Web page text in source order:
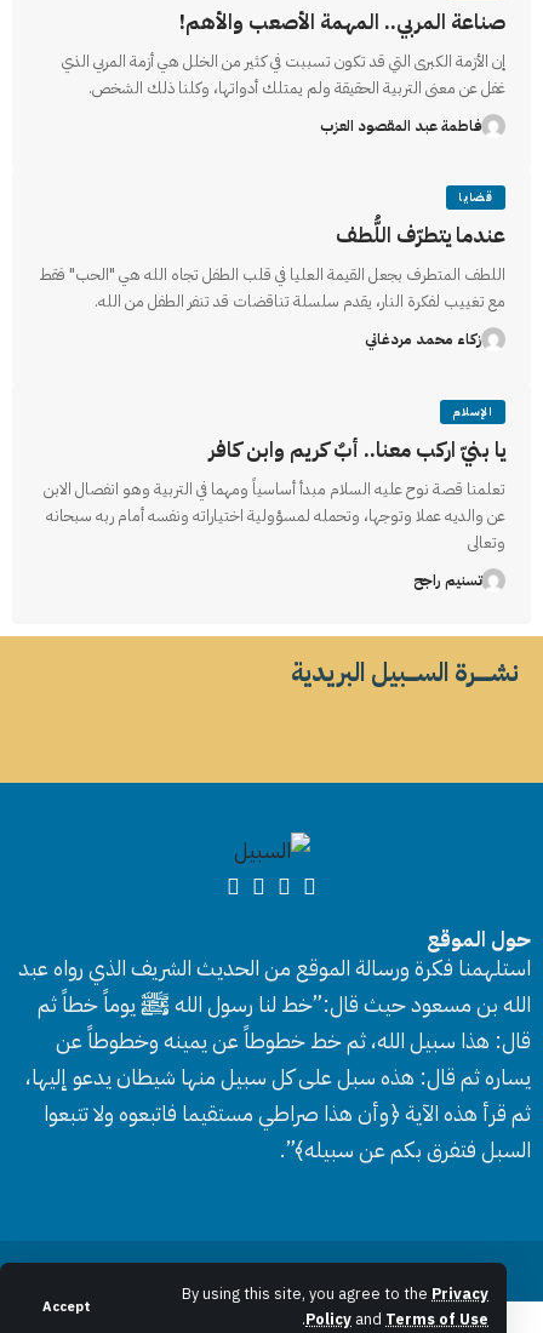
By using this site, you agree to thePrivacy
PolicyandTerms of Use
.
Accept
صناعة المربي.. المهمة الأصعب والأهم!
إن الأزمة الكبرى التي قد تكون تسببت في كثير من الخلل هي أزمة المربي الذي
غفل عن معنى التربية الحقيقة ولم يمتلك أدواتها، وكلنا ذلك الشخص.
فاطمة عبد المقصود العزب
قضايا
عندما يتطرّف اللُّطف
اللطف المتطرف بجعل القيمة العليا في قلب الطفل تجاه الله هي "الحب" فقط
مع تغييب لفكرة النار، يقدم سلسلة تناقضات قد تنفر الطفل من الله.
زكاء محمد مردغاني
الإسلام
يا بنيّ اركب معنا.. أبٌ كريم وابن كافر
تعلمنا قصة نوح عليه السلام مبدأ أساسياً ومهما في التربية وهو انفصال الابن
عن والديه عملا وتوجها، وتحمله لمسؤولية اختياراته ونفسه أمام ربه سبحانه
وتعالى
تسنيم راجح
نشــــــرة الســــبيل البريدية
حول الموقع
استلهمنا فكرة ورسالة الموقع من الحديث الشريف الذي رواه عبد
الله بن مسعود حيث قال:”خط لنا رسول الله ﷺ يوماً خطاً ثم
قال: هذا سبيل الله، ثم خط خطوطاً عن يمينه وخطوطاً عن
يساره ثم قال: هذه سبل على كل سبيل منها شيطان يدعو إليها،
ثم قرأ هذه الآية ﴿وأن هذا صراطي مستقيما فاتبعوه ولا تتبعوا
السبل فتفرق بكم عن سبيله﴾”.